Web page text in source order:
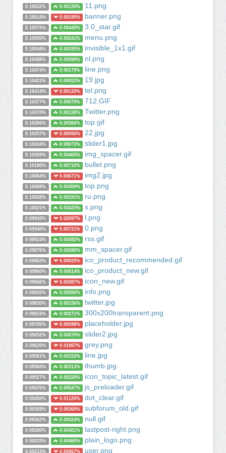
0.10622% 0.00120% 11.png
0.10614% 0.00195% banner.png
0.10575% 0.09445% 3.0_star.gif
0.10550% 0.00241% menu.png
0.10548% 0.00535% invisible_1x1.gif
0.10498% 0.00090% nl.png
0.10474% 0.00179% line.png
0.10422% 0.00022% 19.jpg
0.10414% 0.00133% tel.png
0.10377% 0.00079% 712.GIF
0.10370% 0.00128% Twitter.png
0.10286% 0.00384% top.gif
0.10257% 0.00050% 22.jpg
0.10244% 0.00073% slider1.jpg
0.10209% 0.00465% img_spacer.gif
0.10180% 0.00710% bullet.png
0.10084% 0.00671% img2.jpg
0.10068% 0.00309% top.png
0.10028% 0.00191% ru.png
0.10021% 0.03423% s.png
0.09943% 0.02097% l.png
0.09940% 0.00721% 0.png
0.09924% 0.00492% rss.gif
0.09876% 0.00280% mm_spacer.gif
0.09863% 0.00025% ico_product_recommended.gif
0.09860% 0.00014% ico_product_new.gif
0.09846% 0.00387% icon_new.gif
0.09835% 0.00550% info.png
0.09830% 0.00156% twitter.jpg
0.09815% 0.00271% 300x200transparent.png
0.09705% 0.00598% placeholder.jpg
0.09652% 0.00070% slider2.jpg
0.09620% 0.01907% grey.png
0.09581% 0.00153% line.jpg
0.09565% 0.00313% thumb.jpg
0.09527% 0.00220% icon_topic_latest.gif
0.09476% 0.00547% js_preloader.gif
0.09450% 0.01120% dot_clear.gif
0.09368% 0.00360% subforum_old.gif
0.09362% 0.00024% null.gif
0.09280% 0.00401% lastpost-right.png
0.09233% 0.00460% plain_logo.png
0.09215% 0.00067% user.png